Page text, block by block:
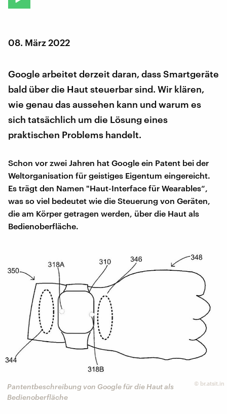
08. März 2022
Google arbeitet derzeit daran, dass Smartgeräte
bald über die Haut steuerbar sind. Wir klären,
wie genau das aussehen kann und warum es
sich tatsächlich um die Lösung eines
praktischen Problems handelt.
Schon vor zwei Jahren hat Google ein Patent bei der
Weltorganisation für geistiges Eigentum eingereicht.
Es trägt den Namen "Haut-Interface für Wearables“,
was so viel bedeutet wie die Steuerung von Geräten,
die am Körper getragen werden, über die Haut als
Bedienoberfläche.
© br.atsit.in
Pantentbeschreibung von Google für die Haut als
Bedienoberfläche